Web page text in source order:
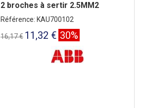
2 broches à sertir 2.5MM2
Référence: KAU700102
16,17 € 11,32 € 30%